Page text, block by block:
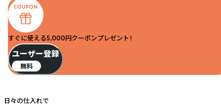
すぐに使える5,000円クーポンプレゼント！
ユーザー登録
無料
日々の仕入れで